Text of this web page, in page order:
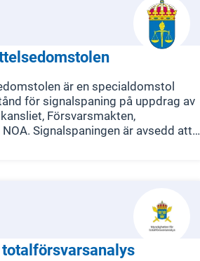
är en specialdomstol
för signalspaning på uppdrag av
Försvarsmakten,
Signalspaningen är avsedd att